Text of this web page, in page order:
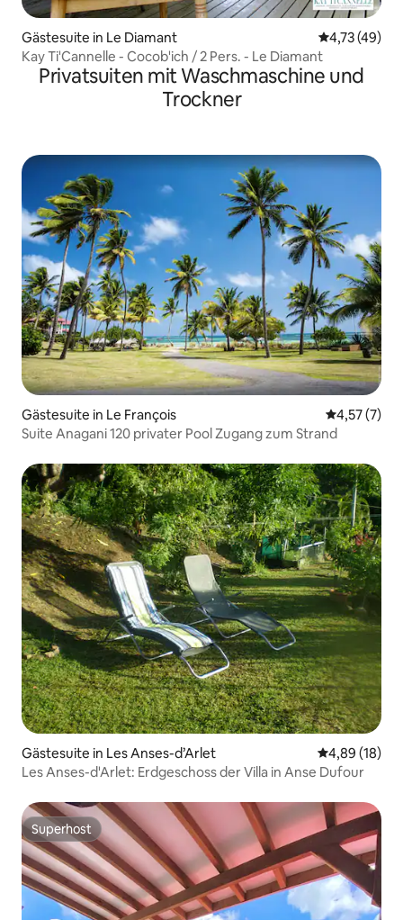
Gästesuite in Le Diamant
4,73 (49)
Kay Ti'Cannelle - Cocob'ich / 2 Pers. - Le Diamant
Privatsuiten mit Waschmaschine und
Trockner
Gästesuite in Le François
4,57 (7)
Suite Anagani 120 privater Pool Zugang zum Strand
Gästesuite in Les Anses-d’Arlet
4,89 (18)
Les Anses-d'Arlet: Erdgeschoss der Villa in Anse Dufour
Superhost
Superhost